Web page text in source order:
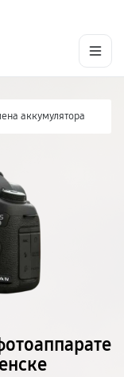
аккумулятора